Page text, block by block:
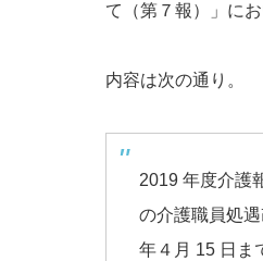
て（第７報）」 に
内容は次の通り。
2019 年度介護
の介護職員処
年４月 15 日ま